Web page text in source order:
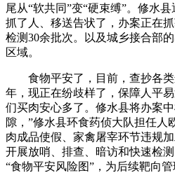
尾从“软共同”变“硬束缚”。修水
抓了人、移送告状了，办案正在
检测30余批次。以及城乡接合部
区域。
食物平安了，目前，查抄各类
年，现正在纷歧样了，保障人平
们买肉安心多了。修水县将办案
隙，”修水县环食药侦大队担任人
肉成品使假、家禽屠宰环节违规
开展放哨、排查、暗访和快速检
“食物平安风险图”，为后续靶向